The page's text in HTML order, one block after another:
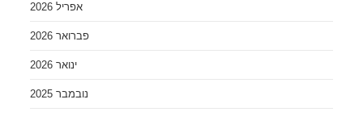
אפריל 2026
פברואר 2026
ינואר 2026
נובמבר 2025